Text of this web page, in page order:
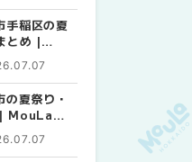
稲区の夏
とめ |
夏祭り・
MouLa
年夏 札幌市豊平区の夏
・イベントまとめ |
9
年夏 札幌市南区の夏祭
イベントまとめ |
8
の麻辣湯（マーラータ
おすすめ専門店6選！本
比較 | MouLa
5
年夏 札幌市豊平区の夏
・イベントまとめ |
9